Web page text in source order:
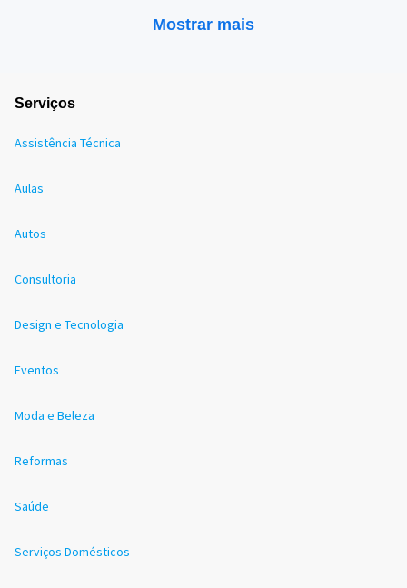
Mostrar mais
Serviços
Assistência Técnica
Aulas
Autos
Consultoria
Design e Tecnologia
Eventos
Moda e Beleza
Reformas
Saúde
Serviços Domésticos